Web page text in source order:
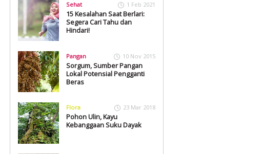
Sehat 1 Feb 2021
15 Kesalahan Saat Berlari:
Segera Cari Tahu dan
Hindari!
Pangan 10 Nov 2015
Sorgum, Sumber Pangan
Lokal Potensial Pengganti
Beras
Flora 23 Mar 2018
Pohon Ulin, Kayu
Kebanggaan Suku Dayak